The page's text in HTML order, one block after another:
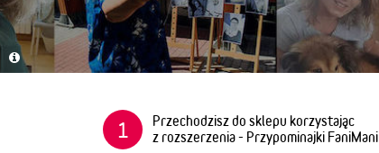
1
Przechodzisz do sklepu korzystając
z rozszerzenia - Przypominajki FaniMani